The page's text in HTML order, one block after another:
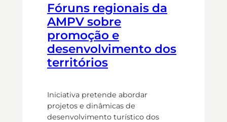
Fóruns regionais da
AMPV sobre
promoção e
desenvolvimento dos
territórios
Iniciativa pretende abordar
projetos e dinâmicas de
desenvolvimento turístico dos